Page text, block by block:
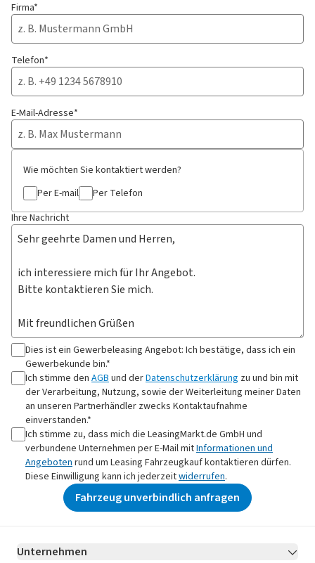
Firma*
Telefon*
E-Mail-Adresse*
Wie möchten Sie kontaktiert werden?
Per E-mail
Per Telefon
Ihre Nachricht
Dies ist ein Gewerbeleasing Angebot: Ich bestätige, dass ich ein
Gewerbekunde bin.*
Ich stimme den AGBund derDatenschutzerklärung zu und bin mit
der Verarbeitung, Nutzung, sowie der Weiterleitung meiner Daten
an unseren Partnerhändler zwecks Kontaktaufnahme
einverstanden.*
Ich stimme zu, dass mich die LeasingMarkt.de GmbH und
verbundene Unternehmen per E-Mail mitInformationen und
Angebotenrund um Leasing Fahrzeugkauf kontaktieren dürfen.
Diese Einwilligung kann ich jederzeitwiderrufen.
Fahrzeug unverbindlich anfragen
Unternehmen